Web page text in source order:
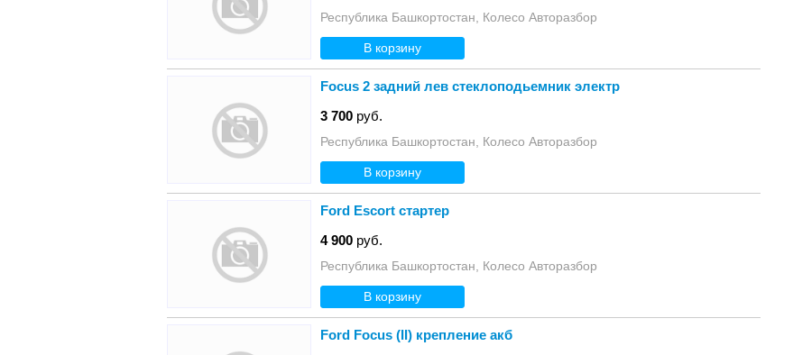
Республика Башкортостан, Колесо Авторазбор
В корзину
Focus 2 задний лев стеклоподьемник электр
3 700 руб.
Республика Башкортостан, Колесо Авторазбор
В корзину
Ford Escort стартер
4 900 руб.
Республика Башкортостан, Колесо Авторазбор
В корзину
Ford Focus (II) крепление акб